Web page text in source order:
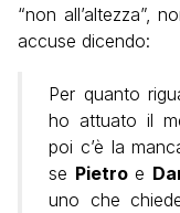
“non all’altezza”,
accuse dicendo:
Per quanto
ho attuato il
poi c’è la
se Pietroe
uno che